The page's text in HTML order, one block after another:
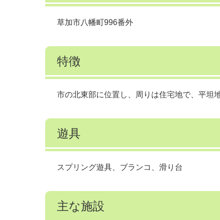
草加市八幡町996番外
特徴
市の北東部に位置し、周りは住宅地で、平坦
遊具
スプリング遊具、ブランコ、滑り台
主な施設